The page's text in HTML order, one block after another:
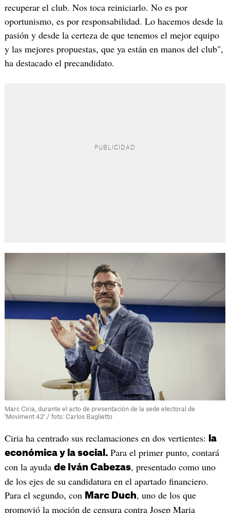
recuperar el club. Nos toca reiniciarlo. No es por
oportunismo, es por responsabilidad. Lo hacemos desde la
pasión y desde la certeza de que tenemos el mejor equipo
y las mejores propuestas, que ya están en manos del club",
ha destacado el precandidato.
Marc Ciria, durante el acto de presentación de la sede electoral de
'Moviment 42' / foto: Carlos Baglietto
Ciria ha centrado sus reclamaciones en dos vertientes:
la
económica y la social. Para el primer punto, contará
con la ayuda de Iván Cabezas, presentado como uno
de los ejes de su candidatura en el apartado financiero.
Para el segundo, con Marc Duch, uno de los que
promovió la moción de censura contra Josep Maria